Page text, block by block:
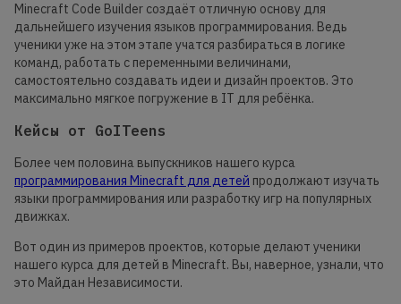
Minecraft Code Builder создаёт отличную основу для
дальнейшего изучения языков программирования. Ведь
ученики уже на этом этапе учатся разбираться в логике
команд, работать с переменными величинами,
самостоятельно создавать идеи и дизайн проектов. Это
максимально мягкое погружение в IT для ребёнка.
Кейсы от GoITeens
Более чем половина выпускников нашего курса
программирования Minecraft для детей продолжают изучать
языки программирования или разработку игр на популярных
движках.
Вот один из примеров проектов, которые делают ученики
нашего курса для детей в Minecraft. Вы, наверное, узнали, что
это Майдан Независимости.